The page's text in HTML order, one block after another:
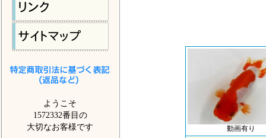
ようこそ
1572332番目の
大切なお客様です
動画有り